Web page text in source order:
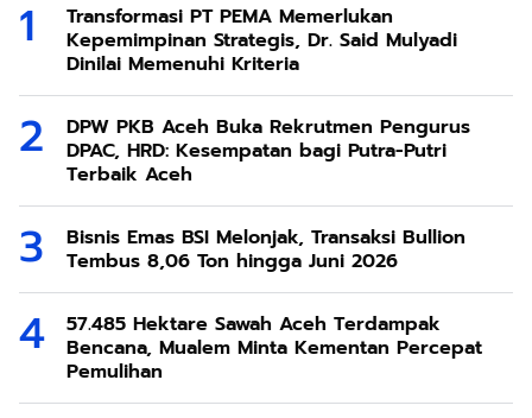
Transformasi PT PEMA Memerlukan
Kepemimpinan Strategis, Dr. Said Mulyadi
Dinilai Memenuhi Kriteria
DPW PKB Aceh Buka Rekrutmen Pengurus
DPAC, HRD: Kesempatan bagi Putra-Putri
Terbaik Aceh
Bisnis Emas BSI Melonjak, Transaksi Bullion
Tembus 8,06 Ton hingga Juni 2026
57.485 Hektare Sawah Aceh Terdampak
Bencana, Mualem Minta Kementan Percepat
Pemulihan